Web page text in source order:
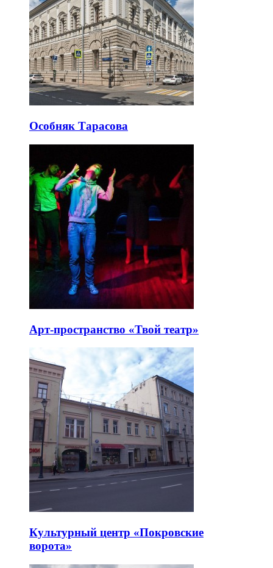
Особняк Тарасова
Арт-пространство «Твой театр»
Культурный центр «Покровские
ворота»